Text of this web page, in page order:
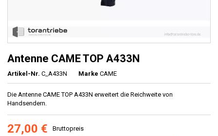
Antenne CAME TOP A433N
Artikel-Nr. C_A433N Marke CAME
Die Antenne CAME TOP A433N erweitert die Reichweite von
Handsendern.
27,00 € Bruttopreis